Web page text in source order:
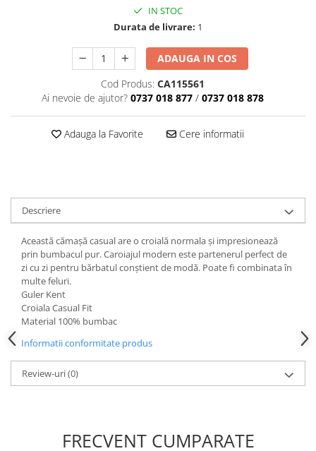
IN STOC
Durata de livrare: 1
ADAUGA IN COS
Cod Produs: CA115561
Ai nevoie de ajutor? 0737 018 877 / 0737 018 878
Adauga la Favorite Cere informatii
Descriere
Această cămașă casual are o croială normala și impresionează
prin bumbacul pur. Caroiajul modern este partenerul perfect de
zi cu zi pentru bărbatul conștient de modă. Poate fi combinata în
multe feluri.
Guler Kent
Croiala Casual Fit
Material 100% bumbac
Informatii conformitate produs
Review-uri(0)
FRECVENT CUMPARATE